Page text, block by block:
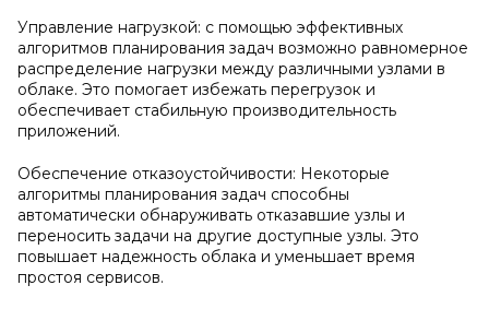
Управление нагрузкой: с помощью эффективных
алгоритмов планирования задач возможно равномерное
распределение нагрузки между различными узлами в
облаке. Это помогает избежать перегрузок и
обеспечивает стабильную производительность
приложений.
Обеспечение отказоустойчивости: Некоторые
алгоритмы планирования задач способны
автоматически обнаруживать отказавшие узлы и
переносить задачи на другие доступные узлы. Это
повышает надежность облака и уменьшает время
простоя сервисов.